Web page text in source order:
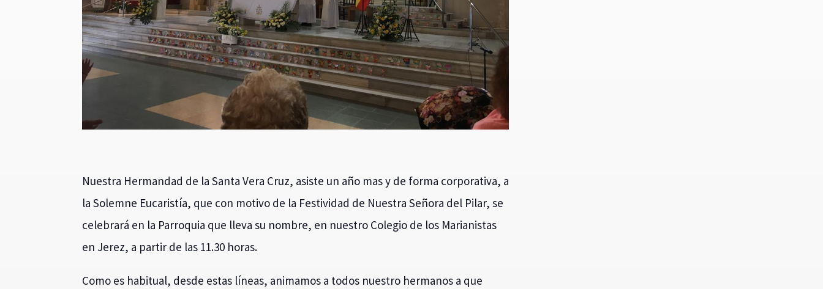
Nuestra Hermandad de la Santa Vera Cruz, asiste un año mas y de forma corporativa, a
la Solemne Eucaristía, que con motivo de la Festividad de Nuestra Señora del Pilar, se
celebrará en la Parroquia que lleva su nombre, en nuestro Colegio de los Marianistas
en Jerez, a partir de las 11.30 horas.
Como es habitual, desde estas líneas, animamos a todos nuestro hermanos a que